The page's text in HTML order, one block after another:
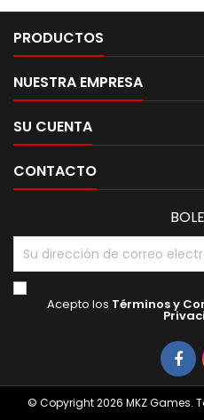
PRODUCTOS
NUESTRA EMPRESA
SU CUENTA
CONTACTO
Acepto los Términos y
© Copyright 2026 MKZ Games.